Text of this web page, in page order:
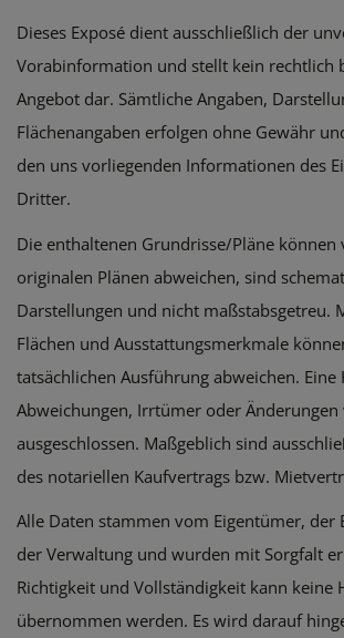
Dieses Exposé dient ausschließlich der
Vorabinformation und stellt kein rechtlich
Angebot dar. Sämtliche Angaben,
Flächenangaben erfolgen ohne Gewähr
den uns vorliegenden Informationen des
Dritter.
Die enthaltenen Grundrisse/Pläne können
originalen Plänen abweichen, sind
Darstellungen und nicht maßstabsgetreu.
Flächen und Ausstattungsmerkmale
tatsächlichen Ausführung abweichen.
Abweichungen, Irrtümer oder Änderungen
ausgeschlossen. Maßgeblich sind
des notariellen Kaufvertrags bzw.
Alle Daten stammen vom Eigentümer, der
der Verwaltung und wurden mit Sorgfalt
Richtigkeit und Vollständigkeit kann keine
übernommen werden. Es wird darauf